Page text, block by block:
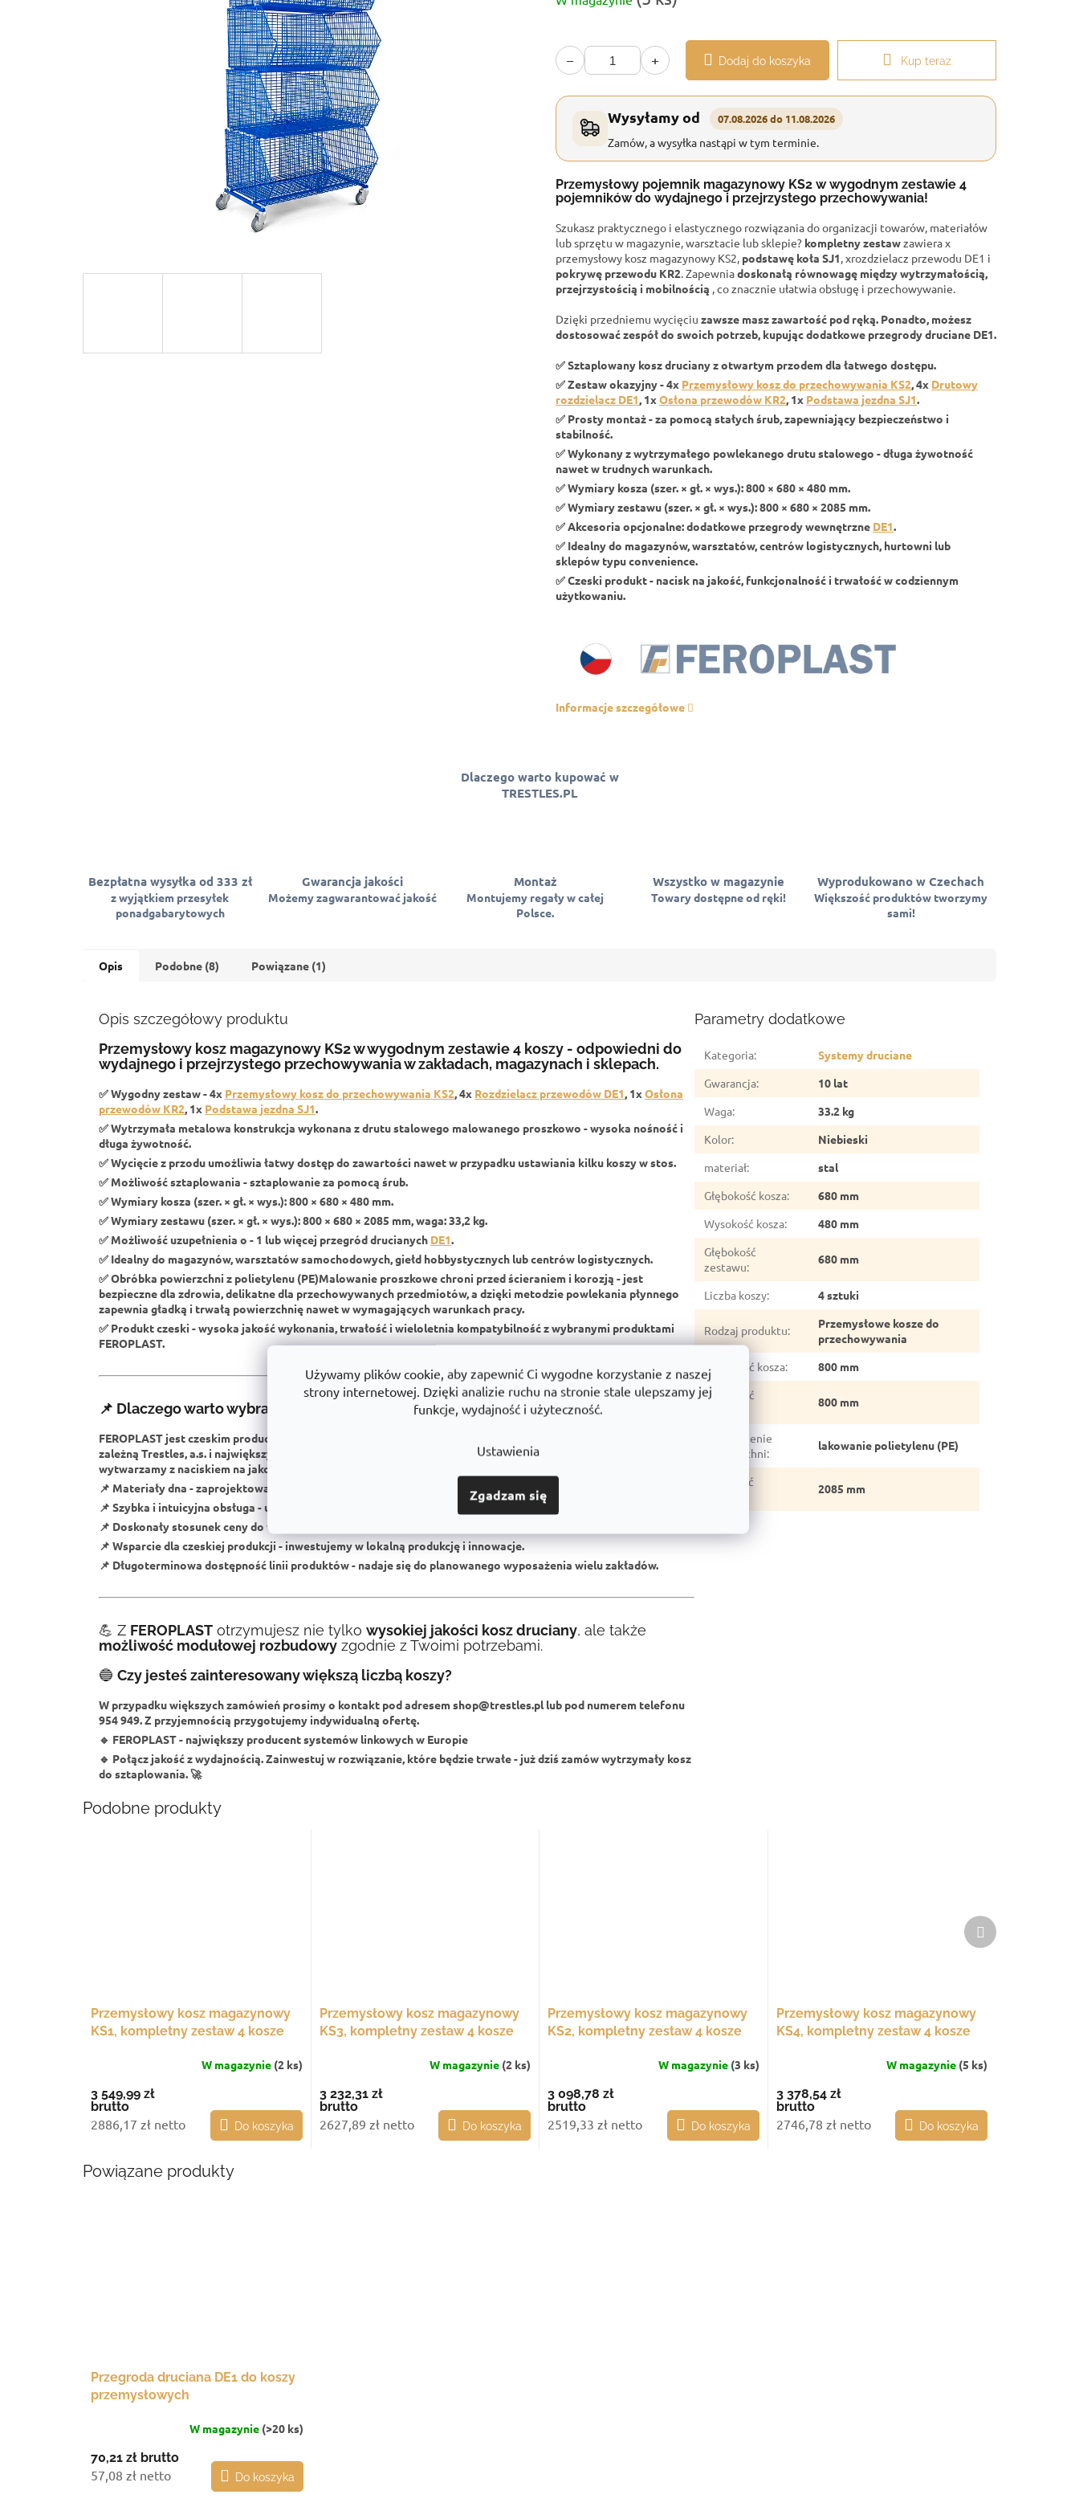
Używamy plików cookie, aby zapewnić Ci wygodne korzystanie z naszej
strony internetowej. Dzięki analizie ruchu na stronie stale ulepszamy jej
funkcje, wydajność i użyteczność.
Ustawienia
Zgadzam się
− + Dodaj do koszyka Kup teraz
Wysyłamy od 07.08.2026 do 11.08.2026
Zamów, a wysyłka nastąpi w tym terminie.
Przemysłowy pojemnik magazynowy KS2 w wygodnym zestawie 4
pojemników do wydajnego i przejrzystego przechowywania!
Szukasz praktycznego i elastycznego rozwiązaniado organizacji towarów, materiałów
lub sprzętu w magazynie, warsztacie lub sklepie? kompletny zestawzawiera x
przemysłowy kosz magazynowy KS2, podstawę koła SJ1, xrozdzielacz przewodu DE1 i
pokrywę przewodu KR2. Zapewniadoskonałą równowagę między wytrzymałością,
przejrzystością i mobilnością , co znacznie ułatwia obsługę i przechowywanie.
Dzięki przedniemu wycięciu zawsze masz zawartość pod ręką. Ponadto, możesz
dostosować zespół do swoich potrzeb, kupującdodatkowe przegrody druciane DE1.
✅ Sztaplowany kosz druciany z otwartym przodem dla łatwego dostępu.
✅ Zestaw okazyjny - 4x Przemysłowy kosz do przechowywania KS2, 4x Drutowy
rozdzielacz DE1, 1xOsłona przewodów KR2, 1x Podstawa jezdna SJ1.
✅ Prosty montaż - za pomocą stałych śrub, zapewniający bezpieczeństwo i
stabilność.
✅ Wykonany z wytrzymałego powlekanego drutu stalowego - długa żywotność
nawet w trudnych warunkach.
✅ Wymiary kosza (szer. × gł. × wys.): 800 × 680 × 480 mm.
✅ Wymiary zestawu (szer. × gł. × wys.): 800 × 680 × 2085 mm.
✅ Akcesoria opcjonalne: dodatkowe przegrody wewnętrzne DE1.
✅ Idealny do magazynów, warsztatów, centrów logistycznych, hurtowni lub
sklepów typu convenience.
✅ Czeski produkt - nacisk na jakość, funkcjonalność i trwałość w codziennym
użytkowaniu.
Informacje szczegółowe
Dlaczego warto kupować w
TRESTLES.PL
Bezpłatna wysyłka od 333 zł
z wyjątkiem przesyłek
ponadgabarytowych
Gwarancja jakości
Możemy zagwarantować jakość
Montaż
Montujemy regały w całej
Polsce.
Wszystko w magazynie
Towary dostępne od ręki!
Wyprodukowano w Czechach
Większość produktów tworzymy
sami!
Opis Podobne (8) Powiązane (1)
Opis szczegółowy produktu
Przemysłowy kosz magazynowy KS2 w wygodnym zestawie 4 koszy - odpowiedni do
wydajnego i przejrzystego przechowywania w zakładach, magazynach i sklepach.
✅Wygodny zestaw- 4x Przemysłowy kosz do przechowywania KS2, 4x Rozdzielacz przewodów DE1, 1xOsłona
przewodów KR2, 1x Podstawa jezdna SJ1.
✅Wytrzymała metalowa konstrukcja wykonana z drutu stalowego malowanego proszkowo - wysoka nośność i
długa żywotność.
✅Wycięcie z przodu umożliwia łatwy dostęp do zawartości nawet w przypadku ustawiania kilku koszy w stos.
✅ Możliwość sztaplowania - sztaplowanie za pomocą śrub.
✅Wymiary kosza (szer. × gł. × wys.):800 × 680 × 480 mm.
✅Wymiary zestawu (szer. × gł. × wys.):800 × 680 × 2085 mm,waga:33,2 kg.
✅ Możliwość uzupełnienia o - 1 lub więcej przegród drucianych DE1.
✅ Idealny do magazynów, warsztatów samochodowych, giełd hobbystycznych lub centrów logistycznych.
✅Obróbka powierzchni z polietylenu (PE)Malowanie proszkowe chroni przed ścieraniem i korozją - jest
bezpieczne dla zdrowia, delikatne dla przechowywanych przedmiotów, a dzięki metodzie powlekania płynnego
zapewnia gładką i trwałą powierzchnię nawet w wymagających warunkach pracy.
✅ Produkt czeski - wysoka jakość wykonania, trwałość i wieloletnia kompatybilność z wybranymi produktami
FEROPLAST.
📌 Dlaczego warto wybrać FEROPLAST?
FEROPLAST jest czeskim producentem
zależną Trestles, a.s. i największym producentem programów przewodowych w Europie. Nasze produkty
wytwarzamy z naciskiem na jakość i funkcjonalność.
📌 Materiały dna - zaprojektowane do codziennych obciążeń.
📌 Szybka i intuicyjna obsługa - układaj dowolnie w zależności od potrzeb.
📌 Doskonały stosunek ceny do wydajności
📌 Wsparcie dla czeskiej produkcji - inwestujemy w lokalną produkcję i innowacje.
📌 Długoterminowa dostępność linii produktów- nadaje się do planowanego wyposażenia wielu zakładów.
💪 Z FEROPLAST otrzymujesz nie tylko wysokiej jakości kosz druciany, ale także
możliwość modułowej rozbudowy zgodnie z Twoimi potrzebami.
🔵 Czy jesteś zainteresowany większą liczbą koszy?
W przypadku większych zamówień prosimy o kontakt pod adresemshop@trestles.pllub pod numerem telefonu
954 949. Z przyjemnością przygotujemy indywidualną ofertę.
🔹 FEROPLAST - największy producent systemów linkowych w Europie
🔹 Połącz jakość z wydajnością. Zainwestuj w rozwiązanie, które będzie trwałe - już dziś zamów wytrzymały kosz
do sztaplowania. 🚀
Parametry dodatkowe
Kategoria:
Systemy druciane
Gwarancja:
10 lat
Waga:
33.2 kg
Kolor:
Niebieski
materiał:
stal
Głębokość kosza:
680 mm
Wysokość kosza:
480 mm
Głębokość
zestawu:
680 mm
Liczba koszy: 4 sztuki
Rodzaj produktu:
Przemysłowe kosze do
przechowywania
Szerokość kosza:
800 mm
Szerokość
800 mm
Wykończenie
powierzchni:
lakowanie polietylenu (PE)
Wysokość
2085 mm
Podobne produkty
Przemysłowy kosz magazynowy
KS1, kompletny zestaw 4 kosze
W magazynie (2 ks)
3 549,99 zł
brutto
2886,17 zł netto Do koszyka
Przemysłowy kosz magazynowy
KS3, kompletny zestaw 4 kosze
W magazynie (2 ks)
3 232,31 zł
brutto
2627,89 zł netto Do koszyka
Przemysłowy kosz magazynowy
KS2, kompletny zestaw 4 kosze
W magazynie (3 ks)
3 098,78 zł
brutto
2519,33 zł netto Do koszyka
Przemysłowy kosz magazynowy
KS4, kompletny zestaw 4 kosze
W magazynie (5 ks)
3 378,54 zł
brutto
2746,78 zł netto Do koszyka
Produkt
następny
Powiązane produkty
Przegroda druciana DE1 do koszy
przemysłowych
W magazynie (>20 ks)
70,21 zł brutto
57,08 zł netto Do koszyka